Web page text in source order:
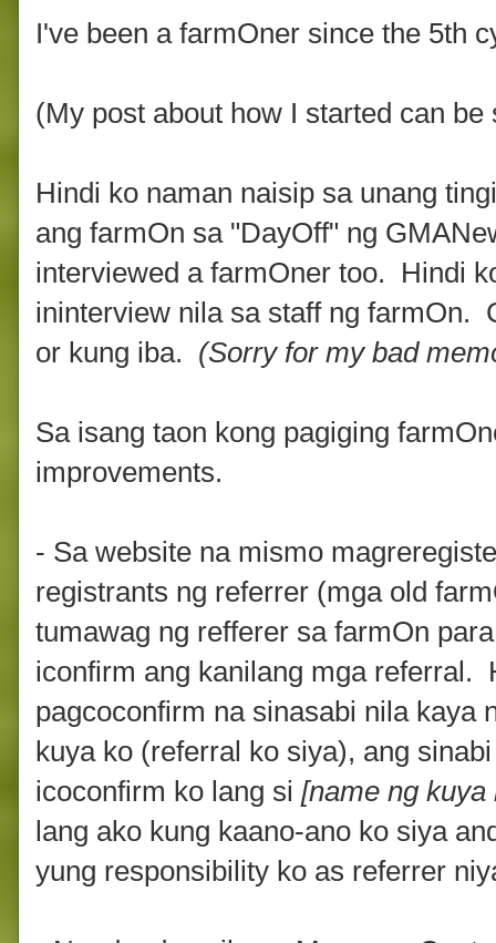
I've been a farmOner since the 5th
(My post about how I started can
Hindi ko naman naisip sa unang
ang farmOn sa "DayOff" ng
interviewed a farmOner too. Hindi
ininterview nila sa staff ng farmOn.
or kung iba. (Sorry for my bad
Sa isang taon kong pagiging
improvements.
- Sa website na mismo
registrants ng referrer (mga old
tumawag ng refferer sa farmOn para
iconfirm ang kanilang mga referral.
pagcoconfirm na sinasabi nila kaya
kuya ko (referral ko siya), ang
icoconfirm ko lang si [name ng kuya
lang ako kung kaano-ano ko siya
yung responsibility ko as referrer